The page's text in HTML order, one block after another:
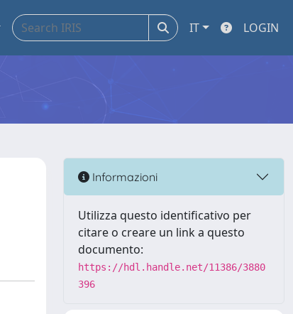
IT LOGIN
Informazioni
Utilizza questo identificativo per
citare o creare un link a questo
documento:
https://hdl.handle.net/11386/3880
396